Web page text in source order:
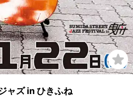
ャズ in ひきふね